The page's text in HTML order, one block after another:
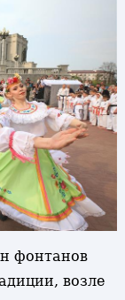
фонтанов
возле